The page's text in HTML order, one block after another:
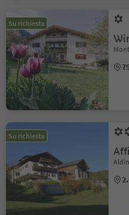
Su richiesta
Su richiesta